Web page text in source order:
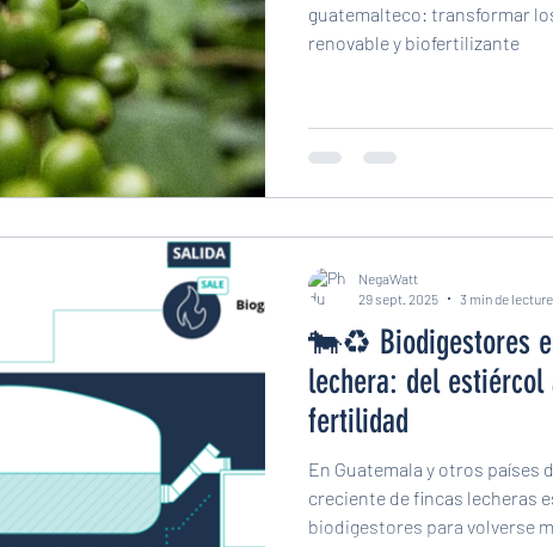
guatemalteco: transformar
renovable y biofertilizante
🐄♻️ Biodigestores
lechera: del
fertilidad
En Guatemala y otros países
creciente de fincas lecheras
biodigestores para volverse
NegaWatt
29 sept. 2025
3 min de lecture